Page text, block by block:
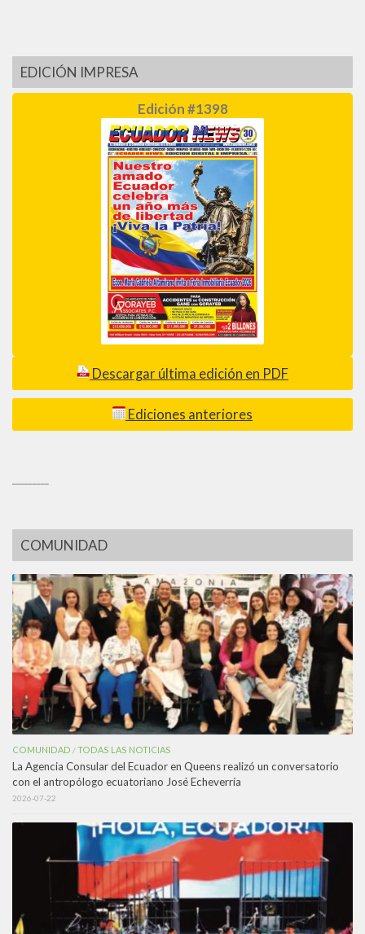
EDICIÓN IMPRESA
Edición #1398
Descargar última edición en PDF
Ediciones anteriores
COMUNIDAD
COMUNIDAD /TODAS LAS NOTICIAS
La Agencia Consular del Ecuador en Queens realizó un conversatorio
con el antropólogo ecuatoriano José Echeverría
2026-07-22